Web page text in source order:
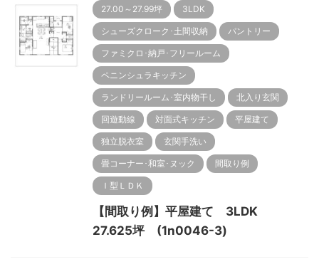
27.00～27.99坪 3LDK
シューズクローク･土間収納 パントリー
ファミクロ･納戸･フリールーム
ペニンシュラキッチン
ランドリールーム･室内物干し 北入り玄関
回遊動線 対面式キッチン 平屋建て
独立脱衣室 玄関手洗い
畳コーナー･和室･ヌック 間取り例
Ｉ型ＬＤＫ
【間取り例】平屋建て 3LDK
27.625坪 (1n0046-3)